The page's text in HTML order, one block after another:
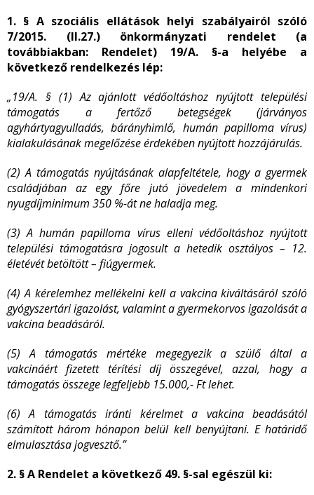
1. § Aszociális ellátások helyi szabályairól szóló
7/2015. (II.27.)önkormányzati rendelet (a
továbbiakban: Rendelet) 19/A. §-a helyébe a
következő rendelkezés lép:
„19/A. § (1) Az ajánlott védőoltáshoz nyújtott települési
támogatás a fertőző betegségek (járványos
agyhártyagyulladás, bárányhimlő, humán papilloma vírus)
kialakulásának megelőzése érdekében nyújtott hozzájárulás.
(2) A támogatás nyújtásának alapfeltétele, hogy a gyermek
családjában az egy főre jutó jövedelem a mindenkori
nyugdíjminimum 350 %-át ne haladja meg.
(3) A humán papilloma vírus elleni védőoltáshoz nyújtott
települési támogatásra jogosult a hetedik osztályos – 12.
életévét betöltött – fiúgyermek.
(4) A kérelemhez mellékelni kell a vakcina kiváltásáról szóló
gyógyszertári igazolást, valamint a gyermekorvos igazolását a
vakcina beadásáról.
(5) A támogatás mértéke megegyezik a szülő által a
vakcináért fizetett térítési díj összegével, azzal, hogy a
támogatás összege legfeljebb 15.000,- Ft lehet.
(6) A támogatás iránti kérelmet a vakcina beadásától
számított három hónapon belül kell benyújtani. E határidő
elmulasztása jogvesztő.”
2. § A Rendelet a következő 49. §-sal egészül ki: